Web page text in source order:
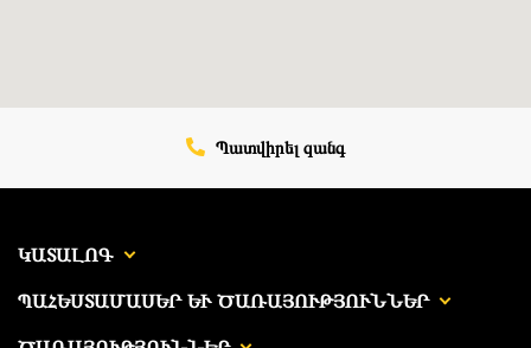
Պատվիրել զանգ
ԿԱՏԱԼՈԳ
ՊԱՀԵՍՏԱՄԱՍԵՐ ԵՒ ԾԱՌԱՅՈՒԹՅՈՒՆՆԵՐ